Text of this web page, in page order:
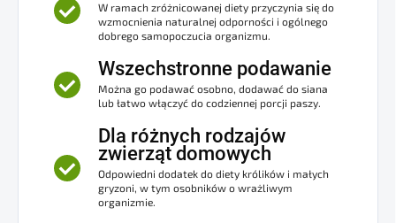
W ramach zróżnicowanej diety przyczynia się do
wzmocnienia naturalnej odporności i ogólnego
dobrego samopoczucia organizmu.
Wszechstronne podawanie
Można go podawać osobno, dodawać do siana
lub łatwo włączyć do codziennej porcji paszy.
Dla różnych rodzajów
zwierząt domowych
Odpowiedni dodatek do diety królików i małych
gryzoni, w tym osobników o wrażliwym
organizmie.